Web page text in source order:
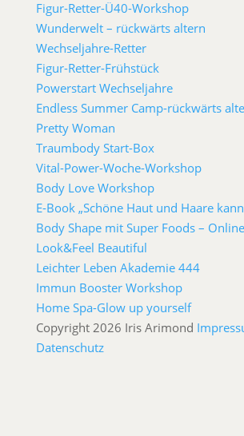
Figur-Retter-Ü40-Workshop
Wunderwelt – rückwärts altern
Wechseljahre-Retter
Figur-Retter-Frühstück
Powerstart Wechseljahre
Endless Summer Camp-rückwärts
Pretty Woman
Traumbody Start-Box
Vital-Power-Woche-Workshop
Body Love Workshop
E-Book „Schöne Haut und Haare
Body Shape mit Super Foods –
Look&Feel Beautiful
Leichter Leben Akademie 444
Immun Booster Workshop
Home Spa-Glow up yourself
Copyright 2026 Iris Arimond
Datenschutz